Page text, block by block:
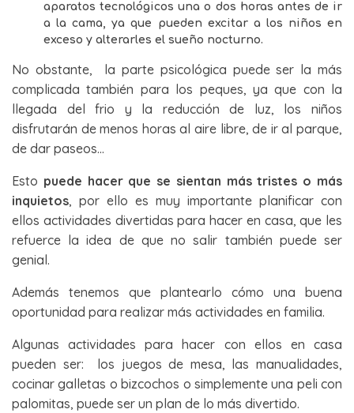
aparatos tecnológicos una o dos horas antes de ir
a la cama, ya que pueden excitar a los niños en
exceso y alterarles el sueño nocturno.
No obstante, la parte psicológica puede ser la más
complicada también para los peques, ya que con la
llegada del frio y la reducción de luz, los niños
disfrutarán de menos horas al aire libre, de ir al parque,
de dar paseos…
Esto puede hacer que se sientan más tristes o más
inquietos, por ello es muy importante planificar con
ellos actividades divertidas para hacer en casa, que les
refuerce la idea de que no salir también puede ser
genial.
Además tenemos que plantearlo cómo una buena
oportunidad para realizar más actividades en familia.
Algunas actividades para hacer con ellos en casa
pueden ser: los juegos de mesa, las manualidades,
cocinar galletas o bizcochos o simplemente una peli con
palomitas, puede ser un plan de lo más divertido.